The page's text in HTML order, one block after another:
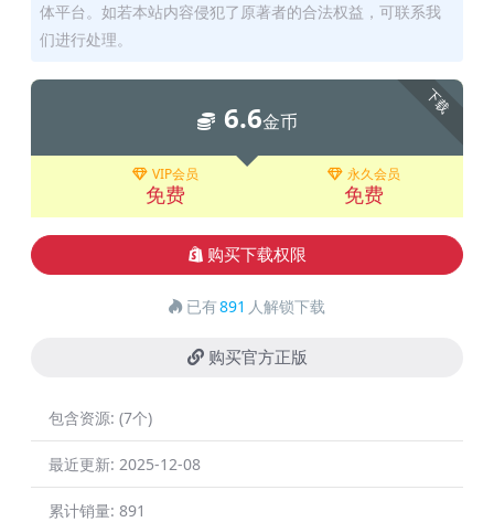
体平台。如若本站内容侵犯了原著者的合法权益，可联系我
们进行处理。
下载
6.6金币
VIP会员
免费
永久会员
免费
购买下载权限
已有891 人解锁下载
购买官方正版
包含资源: (7个)
最近更新: 2025-12-08
累计销量: 891